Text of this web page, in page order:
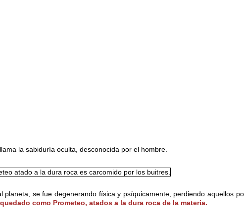
la sabiduría oculta, desconocida por el hombre.
se fue degenerando física y psíquicamente, perdiendo aquellos
quedado como Prometeo, atados a la dura roca de la materia.